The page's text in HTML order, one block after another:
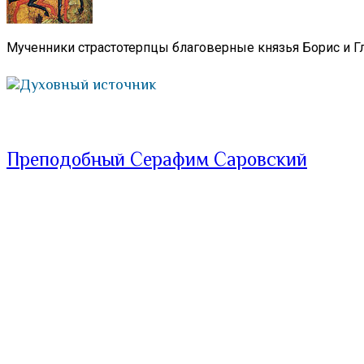
Мученники страстотерпцы благоверные князья Борис и
Духовный источник
Преподобный Серафим Саровский